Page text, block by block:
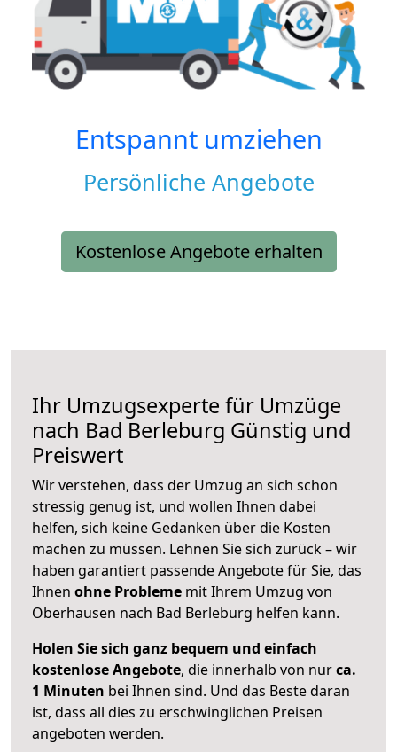
Entspannt umziehen
Persönliche Angebote
Kostenlose Angebote erhalten
Ihr Umzugsexperte für Umzüge
nach Bad Berleburg Günstig und
Preiswert
Wir verstehen, dass der Umzug an sich schon
stressig genug ist, und wollen Ihnen dabei
helfen, sich keine Gedanken über die Kosten
machen zu müssen. Lehnen Sie sich zurück – wir
haben garantiert passende Angebote für Sie, das
Ihnen ohne Probleme mit Ihrem Umzug von
Oberhausen nach Bad Berleburg helfen kann.
Holen Sie sich ganz bequem und einfach
kostenlose Angebote, die innerhalb von nurca.
1 Minuten bei Ihnen sind. Und das Beste daran
ist, dass all dies zu erschwinglichen Preisen
angeboten werden.